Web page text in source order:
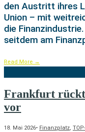
den Austritt ihres
Union – mit
die
seitdem am
Read More →
Frankfurt rückt
vor
18. Mai 2026• Finanzplatz,